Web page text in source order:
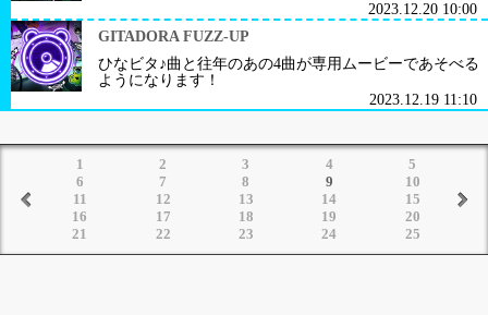
2023.12.20 10:00
GITADORA FUZZ-UP
ひなビタ♪曲と往年のあの4曲が専用ムービーであそべる
ようになります！
2023.12.19 11:10
1 2 3 4
5
6
7 8 9
10
11
12 13 14
15
16
17 18 19
20
21
22 23 24 25